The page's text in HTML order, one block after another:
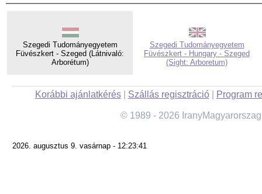
Szegedi Tudományegyetem
Füvészkert - Szeged (Látnivaló:
Arborétum)
Szegedi Tudományegyetem
Füvészkert - Hungary - Szeged
(Sight: Arboretum)
Korábbi ajánlatkérés| Szállás regisztráció| Program
© 1989 - 2026
2026. augusztus 9. vasárnap - 12:23:41